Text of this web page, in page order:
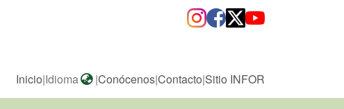
Inicio|Idioma |Conócenos|Contacto|Sitio INFOR